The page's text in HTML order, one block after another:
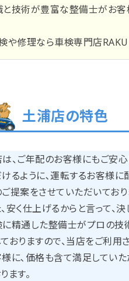
技術が豊富な整備士がお客
や修理なら車検専門店
土浦店の特色
、ご年配のお客様にもご安
るように､運転するお客様
提案をさせていただいており
安く仕上げるからと言って、
精通した整備士がプロの技
おりますので、当店をご利用
に､価格も含て満足していた
ます。